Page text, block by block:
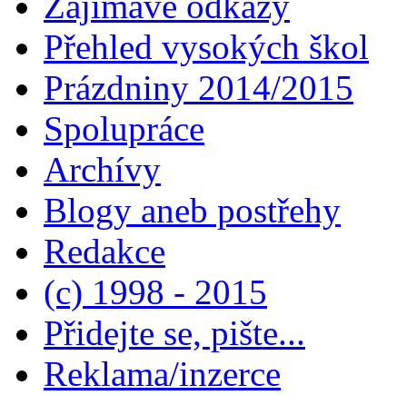
Přehled vysokých škol
Prázdniny 2014/2015
Spolupráce
Archívy
Blogy aneb postřehy
Redakce
(c) 1998 - 2015
Přidejte se, pište...
Reklama/inzerce